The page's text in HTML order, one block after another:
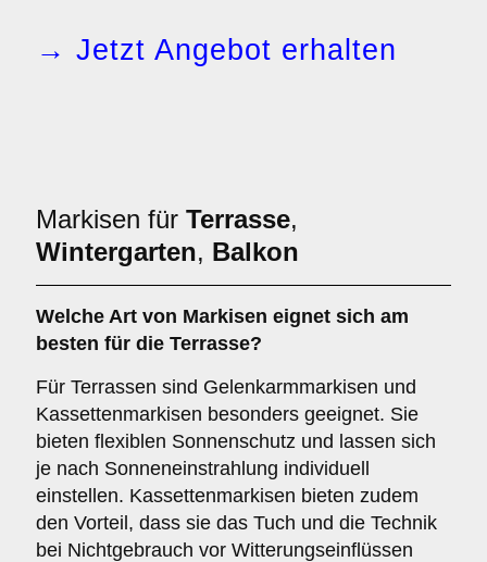
→ Jetzt Angebot erhalten
Markisen für Terrasse,
Wintergarten, Balkon
Welche Art von Markisen eignet sich am
besten für die Terrasse?
Für Terrassen sind Gelenkarmmarkisen und
Kassettenmarkisen besonders geeignet. Sie
bieten flexiblen Sonnenschutz und lassen sich
je nach Sonneneinstrahlung individuell
einstellen. Kassettenmarkisen bieten zudem
den Vorteil, dass sie das Tuch und die Technik
bei Nichtgebrauch vor Witterungseinflüssen